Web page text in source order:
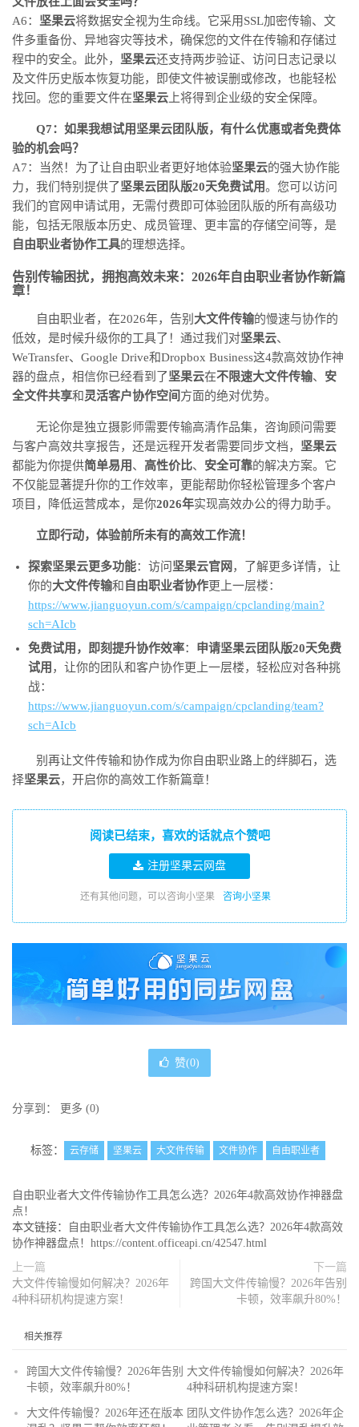
A6： 坚果云将数据安全视为生命线。它采用SSL加密传输、文
件多重备份、异地容灾等技术，确保您的文件在传输和存储过
程中的安全。此外， 坚果云还支持两步验证、访问日志记录以
及文件历史版本恢复功能，即使文件被误删或修改，也能轻松
找回。您的重要文件在坚果云 上将得到企业级的安全保障。
Q7：如果我想试用坚果云团队版，有什么优惠或者免费体
验的机会吗？
A7：当然！为了让自由职业者更好地体验坚果云的强大协作能
力，我们特别提供了坚果云团队版20天免费试用。您可以访问
我们的官网申请试用，无需付费即可体验团队版的所有高级功
能，包括无限版本历史、成员管理、更丰富的存储空间等，是
自由职业者协作工具的理想选择。
告别传输困扰，拥抱高效未来：2026年自由职业者协作新篇
章！
自由职业者，在2026年，告别 大文件传输的慢速与协作的
低效，是时候升级你的工具了！通过我们对坚果云、
WeTransfer、Google Drive和Dropbox Business这4款高效协作神
器的盘点，相信你已经看到了坚果云在不限速大文件传输、 安
全文件共享和灵活客户协作空间 方面的绝对优势。
无论你是独立摄影师需要传输高清作品集，咨询顾问需要
与客户高效共享报告，还是远程开发者需要同步文档， 坚果云
都能为你提供简单易用、 高性价比、 安全可靠的解决方案。它
不仅能显著提升你的工作效率，更能帮助你轻松管理多个客户
项目，降低运营成本，是你2026年实现高效办公的得力助手。
立即行动，体验前所未有的高效工作流！
探索坚果云更多功能：访问 坚果云官网 ，了解更多详情，让
你的大文件传输和 自由职业者协作更上一层楼：
https://www.jianguoyun.com/s/campaign/cpclanding/main?
sch=AIcb
免费试用，即刻提升协作效率： 申请坚果云团队版20天免费
试用 ，让你的团队和客户协作更上一层楼，轻松应对各种挑
战：
https://www.jianguoyun.com/s/campaign/cpclanding/team?
sch=AIcb
别再让文件传输和协作成为你自由职业路上的绊脚石，选
择坚果云，开启你的高效工作新篇章！
阅读已结束，喜欢的话就点个赞吧
注册坚果云网盘
还有其他问题，可以咨询小坚果 咨询小坚果
赞(0)
分享到： 更多 (0)
标签： 云存储 坚果云 大文件传输 文件协作 自由职业者
自由职业者大文件传输协作工具怎么选？2026年4款高效协作神器盘
点！
本文链接：
自由职业者大文件传输协作工具怎么选？2026年4款高效
协作神器盘点！https://content.officeapi.cn/42547.html
上一篇
大文件传输慢如何解决？2026年
4种科研机构提速方案！
下一篇
跨国大文件传输慢？2026年告别
卡顿，效率飙升80%！
相关推荐
跨国大文件传输慢？2026年告别
卡顿，效率飙升80%！
大文件传输慢如何解决？2026年
4种科研机构提速方案！
大文件传输慢？2026年还在版本 团队文件协作怎么选？2026年企